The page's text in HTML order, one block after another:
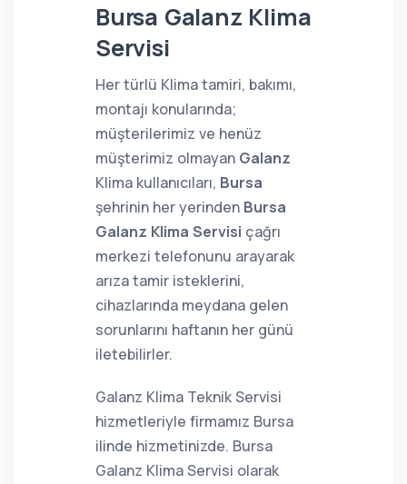
Bursa Galanz Klima
Servisi
Her türlü Klima tamiri, bakımı,
montajı konularında;
müşterilerimiz ve henüz
müşterimiz olmayan Galanz
Klima kullanıcıları, Bursa
şehrinin her yerinden Bursa
Galanz Klima Servisi çağrı
merkezi telefonunu arayarak
arıza tamir isteklerini,
cihazlarında meydana gelen
sorunlarını haftanın her günü
iletebilirler.
Galanz Klima Teknik Servisi
hizmetleriyle firmamız Bursa
ilinde hizmetinizde. Bursa
Galanz Klima Servisi olarak